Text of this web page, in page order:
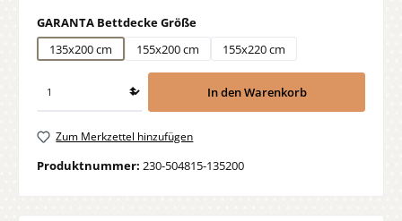
GARANTA Bettdecke Größeauswählen
135x200 cm
155x200 cm 155x220 cm
In den Warenkorb
Zum Merkzettel hinzufügen
Produktnummer: 230-504815-135200